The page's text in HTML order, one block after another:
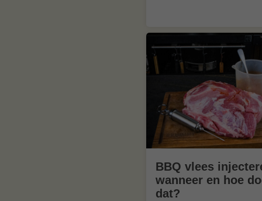
BBQ vlees
wanneer en hoe
dat?